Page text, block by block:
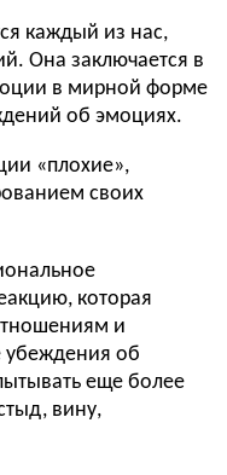
каждый из нас,
Она заключается в
в мирной форме
об эмоциях.
«плохие»,
своих
которая
и
убеждения об
еще более
вину,